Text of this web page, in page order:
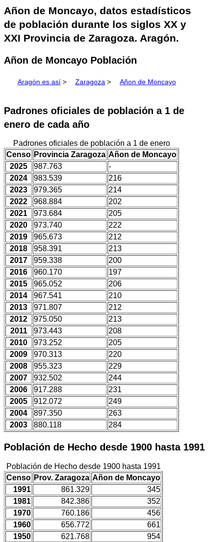
Añon de Moncayo, datos estadísticos
de población durante los siglos XX y
XXI Provincia de Zaragoza. Aragón.
Añon de Moncayo Población
Aragón es así > Zaragoza > Añon de Moncayo
Padrones oficiales de población a 1 de
enero de cada año
Padrones oficiales de población a 1 de enero
Censo Provincia Zaragoza Añon de Moncayo
2025
987.763
-
2024
983.539
216
2023
979.365
214
2022
968.884
202
2021
973.684
205
2020
973.740
222
2019
965.673
212
2018
958.391
213
2017
959.338
200
2016
960.170
197
2015
965.052
206
2014
967.541
210
2013
971.807
212
2012
975.050
213
2011
973.443
208
2010
973.252
205
2009
970.313
220
2008
955.323
229
2007
932.502
244
2006
917.288
231
2005
912.072
249
2004
897.350
263
2003
880.118 284
Población de Hecho desde 1900 hasta 1991
Población de Hecho desde 1900 hasta 1991
Censo Prov. Zaragoza Añon de Moncayo
1991
861.329
345
1981
842.386
352
1970
760.186
456
1960
656.772
661
1950
621.768
954